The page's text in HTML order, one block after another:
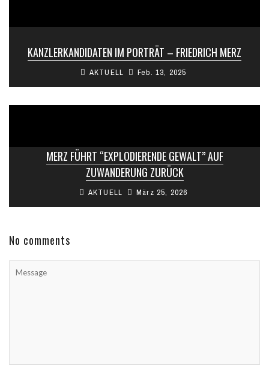
KANZLERKANDIDATEN IM PORTRÄT – FRIEDRICH MERZ
AKTUELL Feb. 13, 2025
MERZ FÜHRT “EXPLODIERENDE GEWALT” AUF
ZUWANDERUNG ZURÜCK
AKTUELL März 25, 2026
No comments